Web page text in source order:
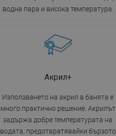
водна пара и висока температура.
Акрил+
Използването на акрил в банята е
много практично решение. Акрилът
задържа добре температурата на
водата, предотвратявайки бързото